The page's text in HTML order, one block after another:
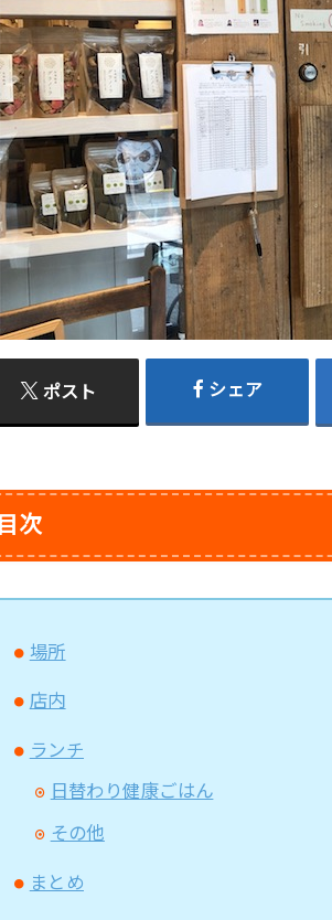
ポスト シェア
目次
場所
店内
ランチ
日替わり健康ごはん
その他
まとめ